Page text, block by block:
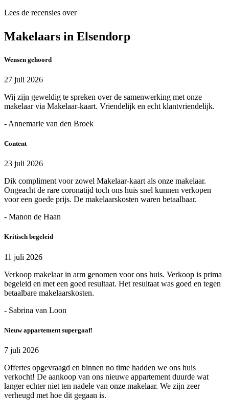
Lees de recensies over
Makelaars in Elsendorp
Wensen gehoord
27 juli 2026
Wij zijn geweldig te spreken over de samenwerking met onze
makelaar via Makelaar-kaart. Vriendelijk en echt klantvriendelijk.
- Annemarie van den Broek
Content
23 juli 2026
Dik compliment voor zowel Makelaar-kaart als onze makelaar.
Ongeacht de rare coronatijd toch ons huis snel kunnen verkopen
voor een goede prijs. De makelaarskosten waren betaalbaar.
- Manon de Haan
Kritisch begeleid
11 juli 2026
Verkoop makelaar in arm genomen voor ons huis. Verkoop is prima
begeleid en met een goed resultaat. Het resultaat was goed en tegen
betaalbare makelaarskosten.
- Sabrina van Loon
Nieuw appartement supergaaf!
7 juli 2026
Offertes opgevraagd en binnen no time hadden we ons huis
verkocht! De aankoop van ons nieuwe appartement duurde wat
langer echter niet ten nadele van onze makelaar. We zijn zeer
verheugd met hoe dit gegaan is.